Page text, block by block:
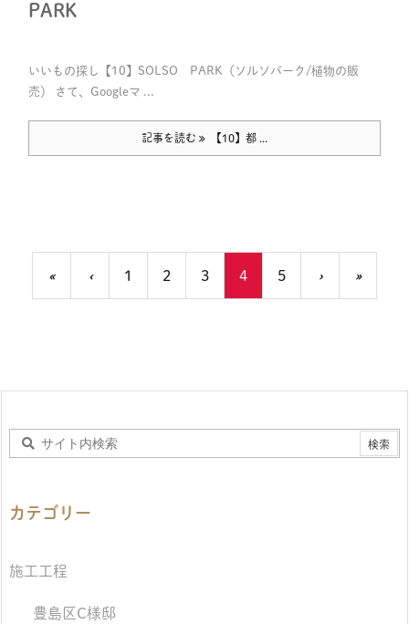
PARK
いいもの探し【10】SOLSO PARK（ソルソパーク/植物の販
売） さて、Googleマ ...
記事を読む 【10】都 ...
« ‹ 1 2 3 4 5 › »
カテゴリー
施工工程
豊島区C様邸